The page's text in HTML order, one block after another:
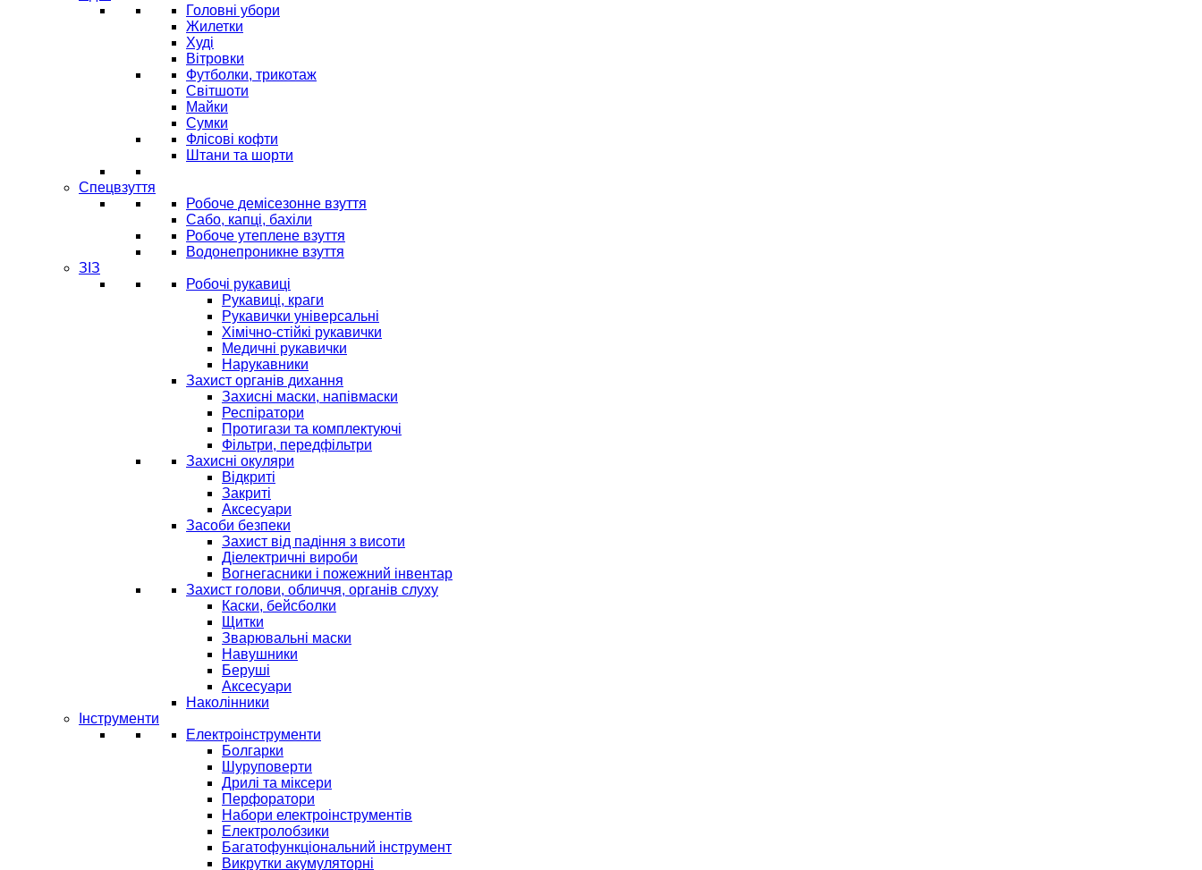
Головні убори
Жилетки
Худі
Вітровки
Футболки, трикотаж
Світшоти
Майки
Сумки
Флісові кофти
Штани та шорти
Спецвзуття
Робоче демісезонне взуття
Сабо, капці, бахіли
Робоче утеплене взуття
Водонепроникне взуття
ЗІЗ
Робочі рукавиці
Рукавиці, краги
Рукавички універсальні
Хімічно-стійкі рукавички
Медичні рукавички
Нарукавники
Захист органів дихання
Захисні маски, напівмаски
Респіратори
Протигази та комплектуючі
Фільтри, передфільтри
Захисні окуляри
Відкриті
Закриті
Аксесуари
Засоби безпеки
Захист від падіння з висоти
Діелектричні вироби
Вогнегасники і пожежний інвентар
Захист голови, обличчя, органів слуху
Каски, бейсболки
Щитки
Зварювальні маски
Навушники
Беруші
Аксесуари
Наколінники
Інструменти
Електроінструменти
Болгарки
Шуруповерти
Дрилі та міксери
Перфоратори
Набори електроінструментів
Електролобзики
Багатофункціональний інструмент
Викрутки акумуляторні